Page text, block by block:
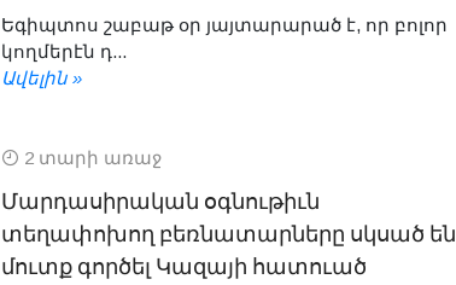
Եգիպտոս շաբաթ օր յայտարարած է, որ բոլոր
կողմերէն դ...
Ավելին »
2 տարի առաջ
Մարդասիրական օգնութիւն
տեղափոխող բեռնատարները սկսած են
մուտք գործել Կազայի հատուած